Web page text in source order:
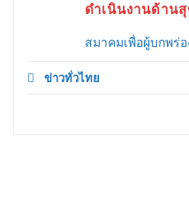
ดำเนินงานด้าน
สมาคมเพื่อผู้บกพร่
ข่าวทั่วไทย